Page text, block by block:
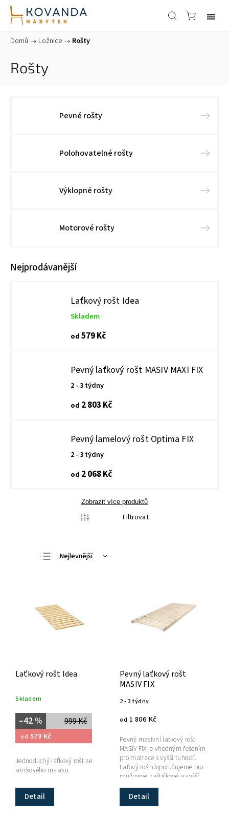
Domů / Ložnice / Rošty
Rošty
Pevné rošty
Polohovatelné rošty
Výklopné rošty
Motorové rošty
Nejprodávanější
Laťkový rošt Idea
Skladem
od 579 Kč
Pevný laťkový rošt MASIV MAXI FIX
2 - 3 týdny
od 2 803 Kč
Pevný lamelový rošt Optima FIX
2 - 3 týdny
od 2 068 Kč
Zobrazit více produktů
Nejlevnější
Abecedně
Laťkový rošt Idea
Skladem
999 Kč
–42 %
od 579 Kč
Detail
Jednoduchý laťkový rošt ze
smrkového masivu.
Pevný laťkový rošt
MASIV FIX
2 - 3 týdny
od 1 806 Kč
Detail
Pevný masivní laťkový rošt
MASIV FIX je vhodným řešením
pro matrace s vyšší tuhostí.
Laťový rošt doporučujeme pro
pružinové, taštičkové a vyšší
pěnové matrace.Dostupnost: 2–